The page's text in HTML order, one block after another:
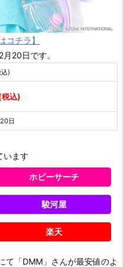
コチラ】
20日です。
)
込)
日
います
ホビーサーチ
駿河屋
楽天
て「DMM」さんが最安値のよ